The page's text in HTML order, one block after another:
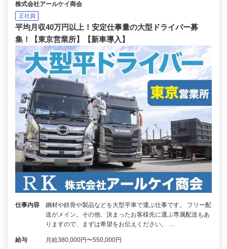
株式会社アールケイ商会
正社員
平均月収40万円以上！安定仕事量の大型ドライバー募
集！【東京営業所】【新車導入】
仕事内容
鋼材や鉄骨や製品などを大型平車で運ぶ仕事です。 フリー配
送がメイン。その他、決まったお客様先に運ぶ専属配送もあ
りますので、まずは希望をお伝えください。 …
給与 月給380,000円〜550,000円